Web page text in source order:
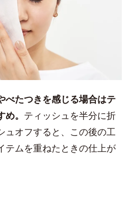
べたつきを感じる場合はテ
。 ティッシュを半分に折
ュオフすると、この後の工
テムを重ねたときの仕上が